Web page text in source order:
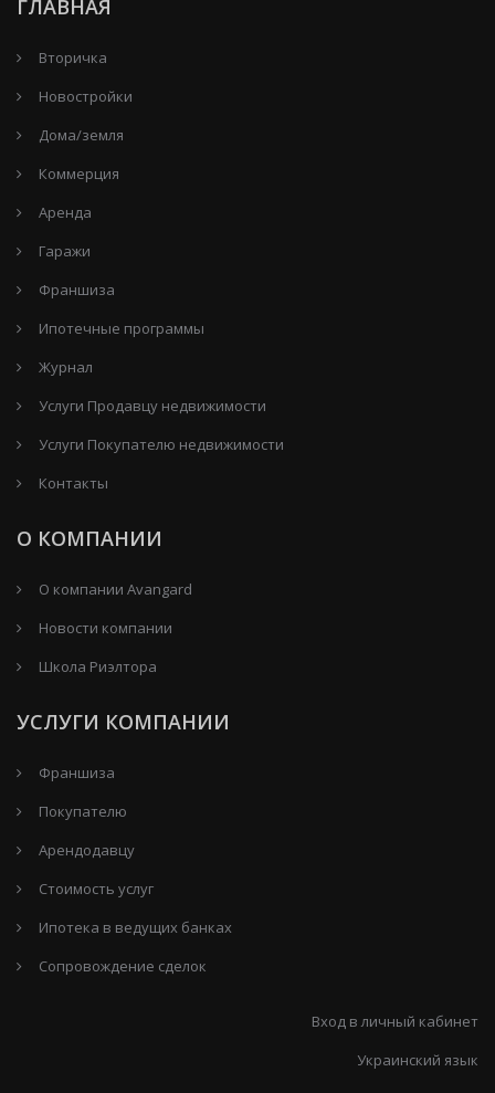
ГЛАВНАЯ
Вторичка
Новостройки
Дома/земля
Коммерция
Аренда
Гаражи
Франшиза
Ипотечные программы
Журнал
Услуги Продавцу недвижимости
Услуги Покупателю недвижимости
Контакты
О КОМПАНИИ
О компании Avangard
Новости компании
Школа Риэлтора
УСЛУГИ КОМПАНИИ
Франшиза
Покупателю
Арендодавцу
Стоимость услуг
Ипотека в ведущих банках
Сопровождение сделок
Вход в личный кабинет
Украинский язык